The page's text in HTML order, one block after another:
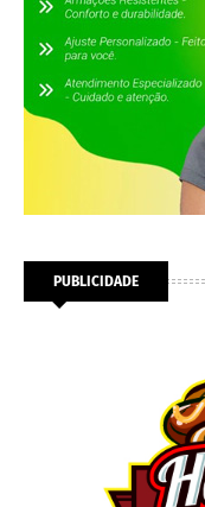
PUBLICIDADE